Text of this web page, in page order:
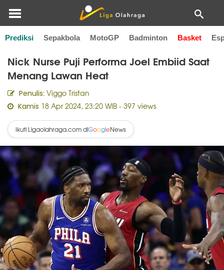
Prediksi Sepakbola MotoGP Badminton Basket
Home Basket
Nick Nurse Puji Performa Joel Embiid Saat
Menang Lawan Heat
Penulis: Viggo Tristan
Kamis 18 Apr 2024, 23:20 WIB - 397 views
Ikuti Ligaolahraga.com diGoogleNews